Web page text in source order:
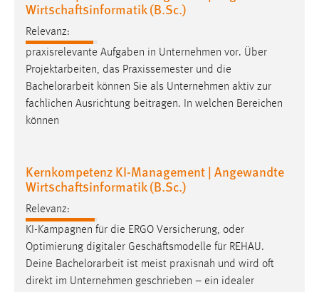
Wirtschaftsinformatik (B.Sc.)
Relevanz:
praxisrelevante Aufgaben in Unternehmen vor. Über
Projektarbeiten, das Praxissemester und die
Bachelorarbeit können Sie als Unternehmen aktiv zur
fachlichen Ausrichtung beitragen. In welchen Bereichen
können
Kernkompetenz KI-Management | Angewandte
Wirtschaftsinformatik (B.Sc.)
Relevanz:
KI-Kampagnen für die ERGO Versicherung, oder
Optimierung digitaler Geschäftsmodelle für REHAU.
Deine Bachelorarbeit ist meist praxisnah und wird oft
direkt im Unternehmen geschrieben – ein idealer
EXTERNE MEDIEN
Um Inhalte von Videoplattformen und Social Media
Plattformen anzeigen zu können, werden von diesen
externen Medien Cookies gesetzt.
YouTube